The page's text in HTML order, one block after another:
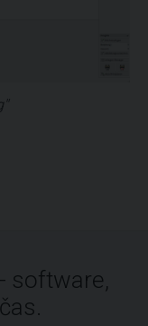
software,